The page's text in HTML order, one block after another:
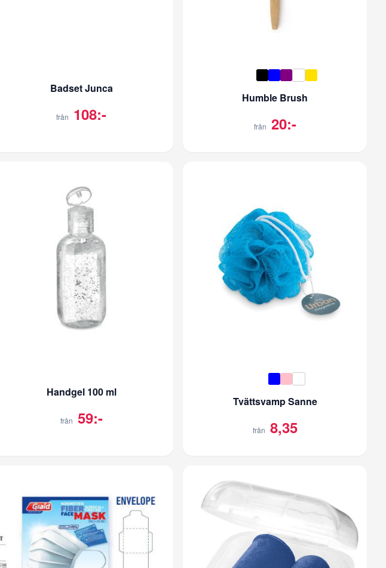
Badset Junca
från 108:-
Humble Brush
från 20:-
Handgel 100 ml
från 59:-
Tvättsvamp Sanne
från 8,35